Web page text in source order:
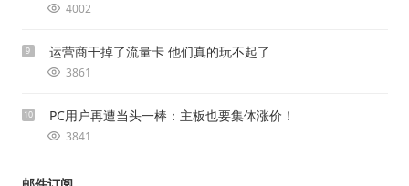
4002
9 运营商干掉了流量卡 他们真的玩不起了
3861
10 PC用户再遭当头一棒：主板也要集体涨价！
3841